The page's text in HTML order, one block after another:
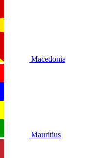
Macedonia
Mauritius